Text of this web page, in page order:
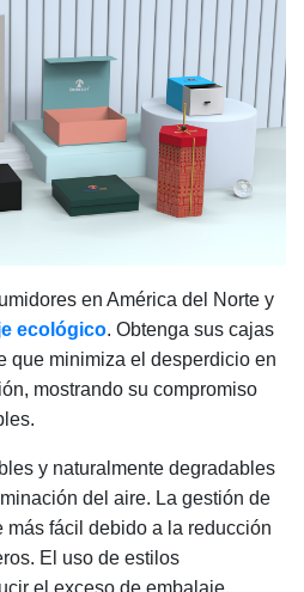
en América del Norte y
ecológico. Obtenga sus cajas
que minimiza el desperdicio en
mostrando su compromiso
y naturalmente degradables
del aire. La gestión de
más fácil debido a la reducción
El uso de estilos
el exceso de embalaje,